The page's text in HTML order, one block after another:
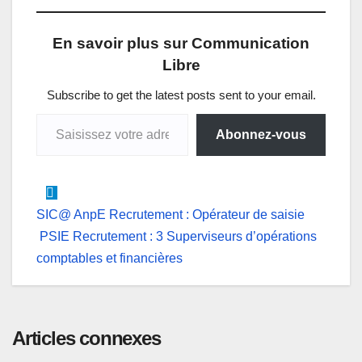
p
b
o
k
e
I
n
e
g
e
g
a
m
l
En savoir plus sur Communication
Libre
Subscribe to get the latest posts sent to your email.
Abonnez-vous
Navigation
de
l’article
SIC@ AnpE Recrutement : Opérateur de saisie
PSIE Recrutement : 3 Superviseurs d’opérations
comptables et financières
Articles connexes